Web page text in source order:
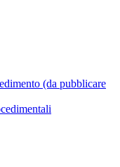
(da pubblicare